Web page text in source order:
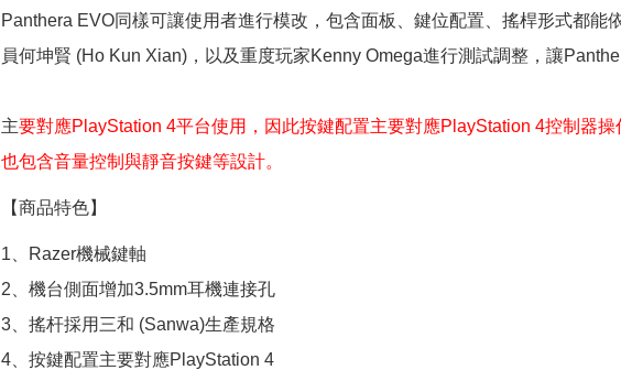
Panthera EVO同樣可讓使用者進行模改，包含面板、鍵位配置、搖桿形式都能
員何坤賢 (Ho Kun Xian)，以及重度玩家Kenny Omega進行測試調整，讓
主要對應PlayStation 4平台使用，因此按鍵配置主要對應PlayStation 4控制器
也包含音量控制與靜音按鍵等設計。
【商品特色】
1、Razer機械鍵軸
2、機台側面增加3.5mm耳機連接孔
3、搖杆採用三和 (Sanwa)生產規格
4、按鍵配置主要對應PlayStation 4